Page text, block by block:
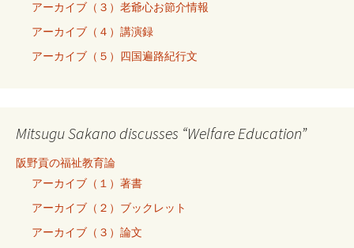
アーカイブ（３）老爺心お節介情報
アーカイブ（４）講演録
アーカイブ（５）四国遍路紀行文
Mitsugu Sakano discusses “Welfare Education”
阪野貢の福祉教育論
アーカイブ（１）著書
アーカイブ（２）ブックレット
アーカイブ（３）論文